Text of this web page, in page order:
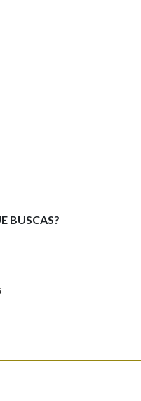
política de
imaxe:
BUSCAS?